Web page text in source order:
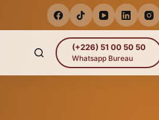
(+226) 51 00 50 50
Whatsapp Bureau